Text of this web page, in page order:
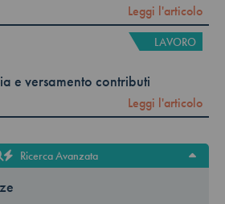
Leggi l'articolo
LAVORO
e versamento contributi
Leggi l'articolo
Ricerca Avanzata